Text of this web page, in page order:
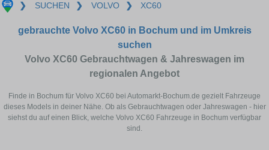
❯ SUCHEN ❯ VOLVO ❯ XC60
gebrauchte Volvo XC60 in Bochum und im Umkreis
suchen
Volvo XC60 Gebrauchtwagen & Jahreswagen im
regionalen Angebot
Finde in Bochum für Volvo XC60 bei Automarkt-Bochum.de gezielt Fahrzeuge
dieses Models in deiner Nähe. Ob als Gebrauchtwagen oder Jahreswagen - hier
siehst du auf einen Blick, welche Volvo XC60 Fahrzeuge in Bochum verfügbar
sind.